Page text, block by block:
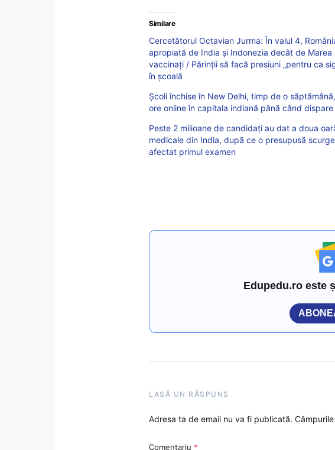
Similare
Cercetătorul Octavian Jurma: În valul 4,
apropiată de India și Indonezia decât de Marea
vaccinați / Părinții să facă presiuni „pentru ca
în școală
Școli închise în New Delhi, timp de o
ore online în capitala indiană până când
Peste 2 milioane de candidați au dat a doua
medicale din India, după ce o presupusă
afectat primul examen
Edupedu.ro este
LASĂ UN RĂSPUNS
Adresa ta de email nu va fi publicată.
Comentariu *